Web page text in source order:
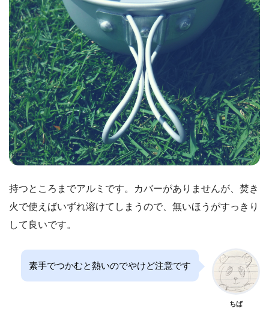
持つところまでアルミです。カバーがありませんが、焚き
火で使えばいずれ溶けてしまうので、無いほうがすっきり
して良いです。
素手でつかむと熱いのでやけど注意です
ちば